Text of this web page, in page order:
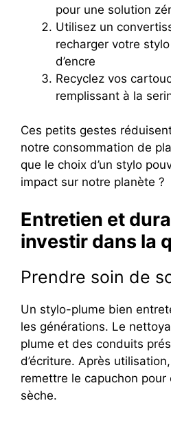
pour une solution
Utilisez un
recharger votre
d’encre
Recyclez vos
remplissant à la
Ces petits gestes
notre consommation de
que le choix d’un stylo
impact sur notre planète ?
Entretien et
investir dans la
Prendre soin de
Un stylo-plume bien
les générations. Le
plume et des conduits
d’écriture. Après
remettre le capuchon pour
sèche.